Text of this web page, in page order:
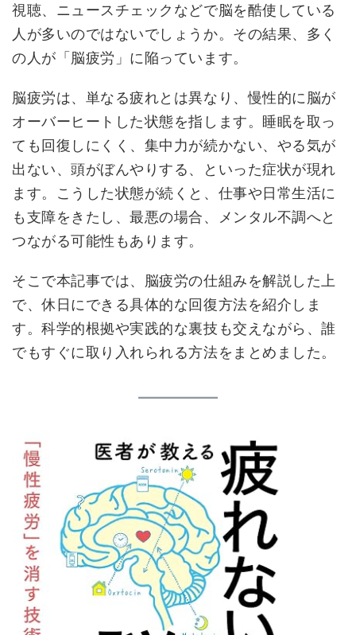
視聴、ニュースチェックなどで脳を酷使している
人が多いのではないでしょうか。その結果、多く
の人が「脳疲労」に陥っています。
脳疲労は、単なる疲れとは異なり、慢性的に脳が
オーバーヒートした状態を指します。睡眠を取っ
ても回復しにくく、集中力が続かない、やる気が
出ない、頭がぼんやりする、といった症状が現れ
ます。こうした状態が続くと、仕事や日常生活に
も支障をきたし、最悪の場合、メンタル不調へと
つながる可能性もあります。
そこで本記事では、脳疲労の仕組みを解説した上
で、休日にできる具体的な回復方法を紹介しま
す。科学的根拠や実践的な裏技も交えながら、誰
でもすぐに取り入れられる方法をまとめました。